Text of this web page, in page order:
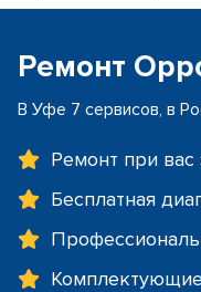
Ремонт
В Уфе 7 сервисов, в
Ремонт при вас
Бесплатная